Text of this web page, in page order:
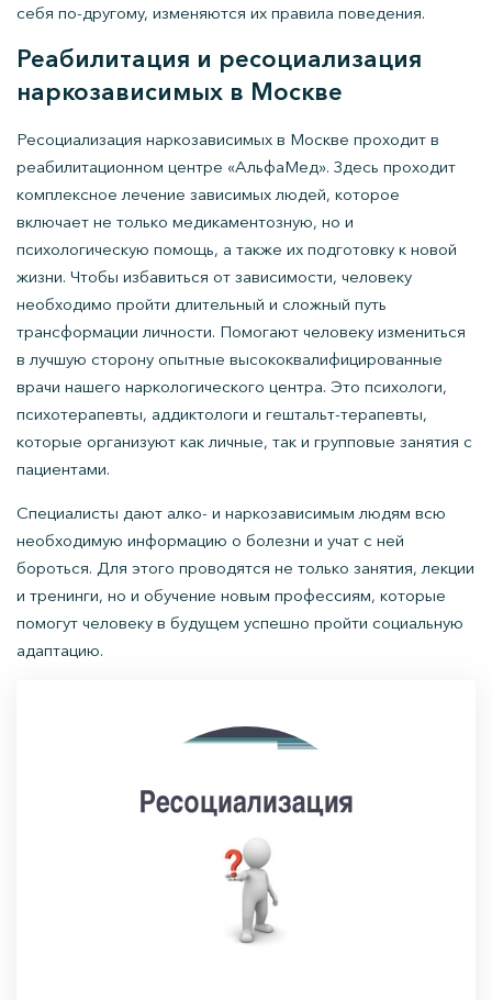
себя по-другому, изменяются их правила поведения.
Реабилитация и ресоциализация
наркозависимых в Москве
Ресоциализация наркозависимых в Москве проходит в
реабилитационном центре «АльфаМед». Здесь проходит
комплексное лечение зависимых людей, которое
включает не только медикаментозную, но и
психологическую помощь, а также их подготовку к новой
жизни. Чтобы избавиться от зависимости, человеку
необходимо пройти длительный и сложный путь
трансформации личности. Помогают человеку измениться
в лучшую сторону опытные высококвалифицированные
врачи нашего наркологического центра. Это психологи,
психотерапевты, аддиктологи и гештальт-терапевты,
которые организуют как личные, так и групповые занятия с
пациентами.
Специалисты дают алко- и наркозависимым людям всю
необходимую информацию о болезни и учат с ней
бороться. Для этого проводятся не только занятия, лекции
и тренинги, но и обучение новым профессиям, которые
помогут человеку в будущем успешно пройти социальную
адаптацию.